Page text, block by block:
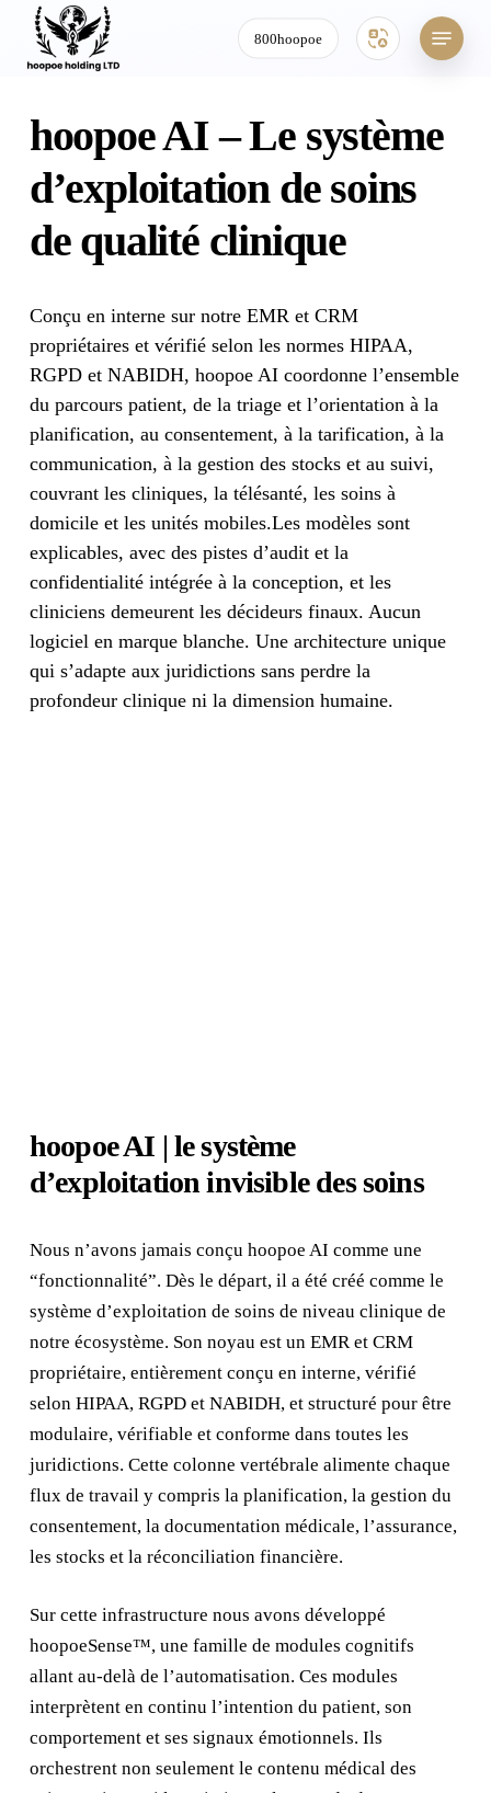
content
800hoopoe
Menu
hoopoe AI – Le système
d’exploitation de soins
de qualité clinique
Conçu en interne sur notre EMR et CRM
propriétaires et vérifié selon les normes HIPAA,
RGPD et NABIDH, hoopoe AI coordonne l’ensemble
du parcours patient, de la triage et l’orientation à la
planification, au consentement, à la tarification, à la
communication, à la gestion des stocks et au suivi,
couvrant les cliniques, la télésanté, les soins à
domicile et les unités mobiles.Les modèles sont
explicables, avec des pistes d’audit et la
confidentialité intégrée à la conception, et les
cliniciens demeurent les décideurs finaux. Aucun
logiciel en marque blanche. Une architecture unique
qui s’adapte aux juridictions sans perdre la
profondeur clinique ni la dimension humaine.
hoopoe AI | le système
d’exploitation invisible des soins
Nous n’avons jamais conçu hoopoe AI comme une
“fonctionnalité”. Dès le départ, il a été créé comme le
système d’exploitation de soins de niveau clinique de
notre écosystème. Son noyau est un EMR et CRM
propriétaire, entièrement conçu en interne, vérifié
selon HIPAA, RGPD et NABIDH, et structuré pour être
modulaire, vérifiable et conforme dans toutes les
juridictions. Cette colonne vertébrale alimente chaque
flux de travail y compris la planification, la gestion du
consentement, la documentation médicale, l’assurance,
les stocks et la réconciliation financière.
Sur cette infrastructure nous avons développé
hoopoeSense™, une famille de modules cognitifs
allant au‑delà de l’automatisation. Ces modules
interprètent en continu l’intention du patient, son
comportement et ses signaux émotionnels. Ils
orchestrent non seulement le contenu médical des